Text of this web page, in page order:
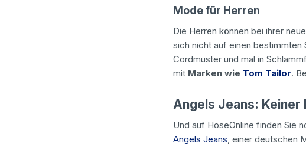
Mode für Herren
Die Herren können bei ihrer
sich nicht auf einen
Cordmuster und mal in
mit Marken wie Tom Tailor.
Angels Jeans: Keiner
Und auf HoseOnline finden Sie
Angels Jeans, einer deutschen